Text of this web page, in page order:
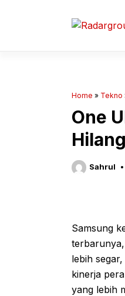
Home » Tekno
One
Sahrul
Samsung
terbarunya,
lebih
kinerja
yang lebih